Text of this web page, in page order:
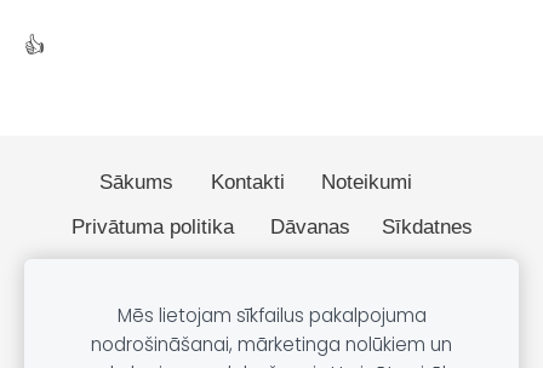
👍
Sākums Kontakti
Noteikumi
Privātuma politika
Dāvanas Sīkdatnes
Mēs lietojam sīkfailus pakalpojuma
nodrošināšanai, mārketinga nolūkiem un